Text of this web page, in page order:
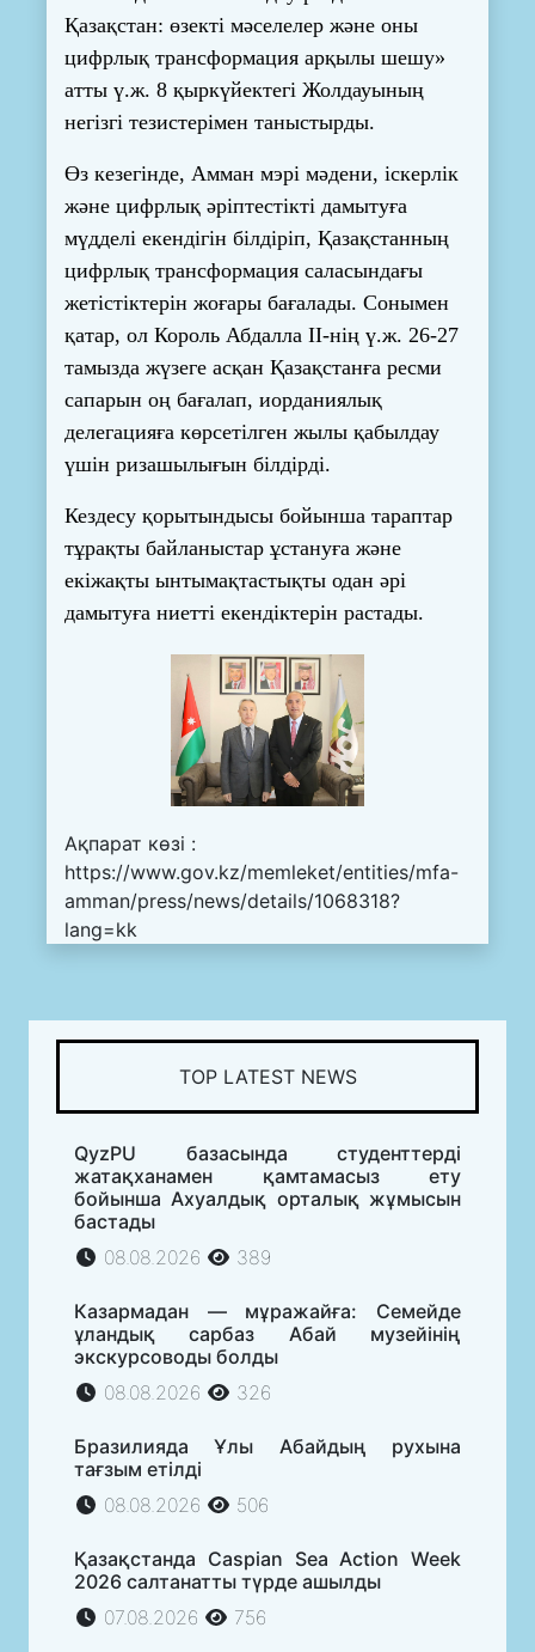
Қазақстан: өзекті мәселелер және оны
цифрлық трансформация арқылы шешу»
атты ү.ж. 8 қыркүйектегі Жолдауының
негізгі тезистерімен таныстырды.
Өз кезегінде, Амман мэрі мәдени, іскерлік
және цифрлық әріптестікті дамытуға
мүдделі екендігін білдіріп, Қазақстанның
цифрлық трансформация саласындағы
жетістіктерін жоғары бағалады. Сонымен
қатар, ол Король Абдалла II-нің ү.ж. 26-27
тамызда жүзеге асқан Қазақстанға ресми
сапарын оң бағалап, иорданиялық
делегацияға көрсетілген жылы қабылдау
үшін ризашылығын білдірді.
Кездесу қорытындысы бойынша тараптар
тұрақты байланыстар ұстануға және
екіжақты ынтымақтастықты одан әрі
дамытуға ниетті екендіктерін растады.
Ақпарат көзі :
https://www.gov.kz/memleket/entities/mfa-
amman/press/news/details/1068318?
lang=kk
TOP LATEST NEWS
QyzPU базасында студенттерді
жатақханамен қамтамасыз ету
бойынша Ахуалдық орталық жұмысын
бастады
08.08.2026
389
Казармадан — мұражайға: Семейде
ұландық сарбаз Абай музейінің
экскурсоводы болды
08.08.2026
326
Бразилияда Ұлы Абайдың рухына
тағзым етілді
08.08.2026
506
Қазақстанда Caspian Sea Action Week
2026 салтанатты түрде ашылды
07.08.2026
756